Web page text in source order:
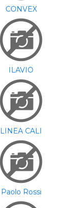
CONVEX
ILAVIO
LINEA CALI
Paolo Rossi